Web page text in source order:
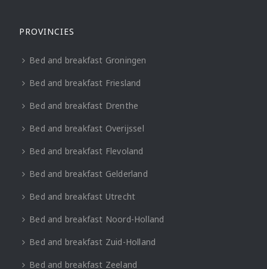
PROVINCIES
Bed and breakfast Groningen
Bed and breakfast Friesland
Bed and breakfast Drenthe
Bed and breakfast Overijssel
Bed and breakfast Flevoland
Bed and breakfast Gelderland
Bed and breakfast Utrecht
Bed and breakfast Noord-Holland
Bed and breakfast Zuid-Holland
Bed and breakfast Zeeland